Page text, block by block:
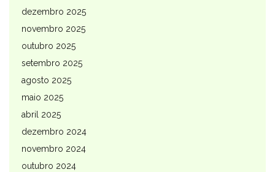
dezembro 2025
novembro 2025
outubro 2025
setembro 2025
agosto 2025
maio 2025
abril 2025
dezembro 2024
novembro 2024
outubro 2024